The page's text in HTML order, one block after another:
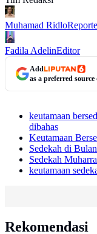
Muhamad Ridlo
Fadila AdelinEditor
Add
as a preferred source
keutamaan
dibahas
Keutamaan
Sedekah di
Sedekah
keutamaan
Rekomendasi